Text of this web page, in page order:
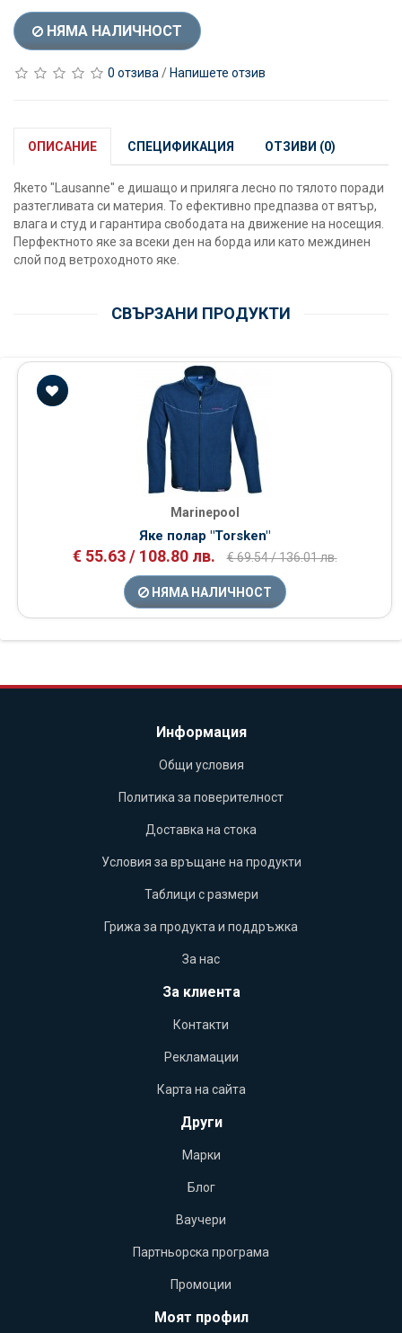
НЯМА НАЛИЧНОСТ
0 отзива / Напишете отзив
ОПИСАНИЕ СПЕЦИФИКАЦИЯ ОТЗИВИ (0)
Якето "Lausanne" е дишащо и приляга лесно по тялото поради
разтегливата си материя. То ефективно предпазва от вятър,
влага и студ и гарантира свободата на движение на носещия.
Перфектното яке за всеки ден на борда или като междинен
слой под ветроходното яке.
СВЪРЗАНИ ПРОДУКТИ
Marinepool
Яке полар "Torsken"
€ 55.63 / 108.80 лв. € 69.54 / 136.01 лв.
НЯМА НАЛИЧНОСТ
Информация
Общи условия
Политика за поверителност
Доставка на стока
Условия за връщане на продукти
Таблици с размери
Грижа за продукта и поддръжка
За нас
За клиента
Контакти
Рекламации
Карта на сайта
Други
Марки
Блог
Ваучери
Партньорска програма
Промоции
Моят профил